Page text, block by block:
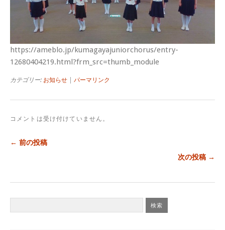
https://ameblo.jp/kumagayajuniorchorus/entry-
12680404219.html?frm_src=thumb_module
カテゴリー: お知らせ パーマリンク
コメントは受け付けていません。
← 前の投稿
次の投稿 →